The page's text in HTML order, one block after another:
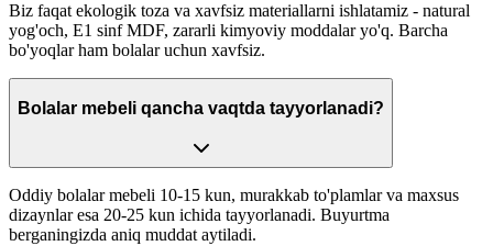
Biz faqat ekologik toza va xavfsiz materiallarni ishlatamiz - natural
yog'och, E1 sinf MDF, zararli kimyoviy moddalar yo'q. Barcha
bo'yoqlar ham bolalar uchun xavfsiz.
Bolalar mebeli qancha vaqtda tayyorlanadi?
Oddiy bolalar mebeli 10-15 kun, murakkab to'plamlar va maxsus
dizaynlar esa 20-25 kun ichida tayyorlanadi. Buyurtma
berganingizda aniq muddat aytiladi.